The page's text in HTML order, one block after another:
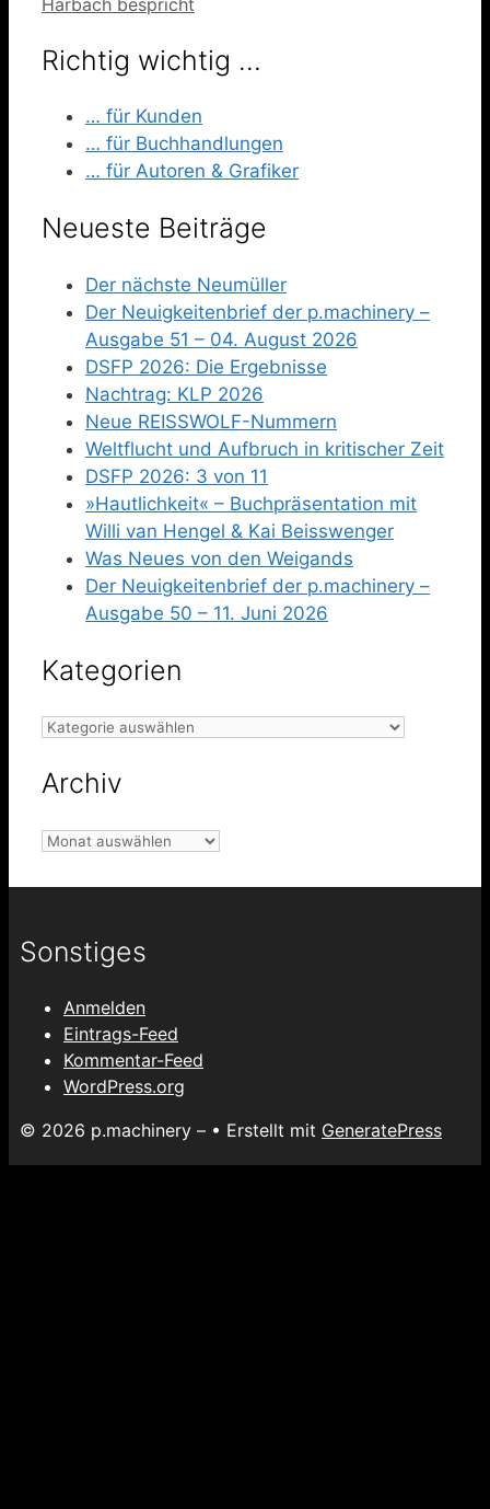
Richtig wichtig …
… für Kunden
… für Buchhandlungen
… für Autoren & Grafiker
Neueste Beiträge
Der nächste Neumüller
Der Neuigkeitenbrief der p.machinery –
Ausgabe 51 – 04. August 2026
DSFP 2026: Die Ergebnisse
Nachtrag: KLP 2026
Neue REISSWOLF-Nummern
Weltflucht und Aufbruch in kritischer Zeit
DSFP 2026: 3 von 11
»Hautlichkeit« – Buchpräsentation mit
Willi van Hengel & Kai Beisswenger
Was Neues von den Weigands
Der Neuigkeitenbrief der p.machinery –
Ausgabe 50 – 11. Juni 2026
Kategorien
Kategorien
Archiv
Archiv
Sonstiges
Anmelden
Eintrags-Feed
Kommentar-Feed
WordPress.org
© 2026 p.machinery – • Erstellt mit GeneratePress